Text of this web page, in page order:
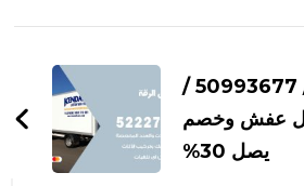
نقل اثاث في الرقة / 50993677 /
عفش وخصم
يصل 30%